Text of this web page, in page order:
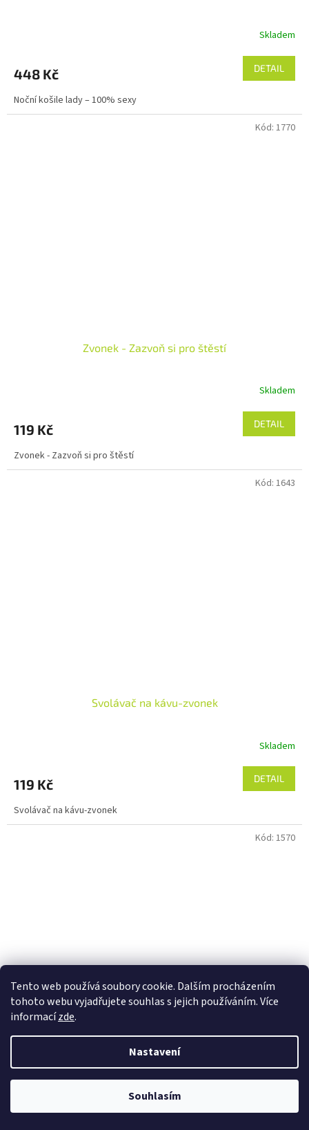
Tento web používá soubory cookie. Dalším procházením
tohoto webu vyjadřujete souhlas s jejich používáním. Více
informacízde.
Nastavení
Souhlasím
Skladem
448 Kč DETAIL
Noční košile lady – 100% sexy
Zvonek - Zazvoň si pro štěstí
Skladem
119 Kč DETAIL
Zvonek - Zazvoň si pro štěstí
Kód: 1770
Svolávač na kávu-zvonek
Skladem
119 Kč DETAIL
Svolávač na kávu-zvonek
Kód: 1643
Přivolávač peněz - zvonek
Kód: 1570